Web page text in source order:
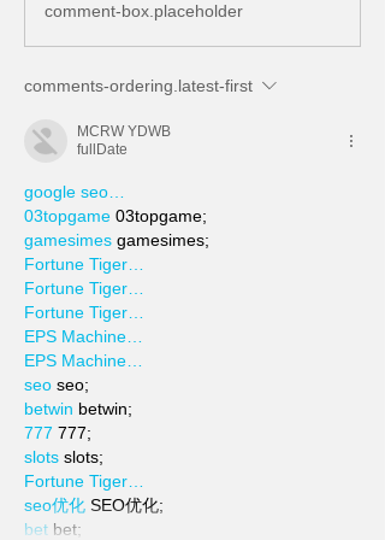
comment-box.placeholder
comments-ordering.latest-first
MCRW YDWB
fullDate
google seo…
03topgame 03topgame;
gamesimes gamesimes;
Fortune Tiger…
Fortune Tiger…
Fortune Tiger…
EPS Machine…
EPS Machine…
seo seo;
betwin betwin;
777 777;
slots slots;
Fortune Tiger…
seo优化 SEO优化;
bet bet;